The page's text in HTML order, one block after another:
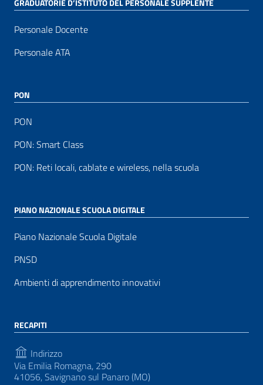
GRADUATORIE D’ISTITUTO DEL PERSONALE SUPPLENTE
Personale Docente
Personale ATA
PON
PON
PON: Smart Class
PON: Reti locali, cablate e wireless, nella scuola
PIANO NAZIONALE SCUOLA DIGITALE
Piano Nazionale Scuola Digitale
PNSD
Ambienti di apprendimento innovativi
RECAPITI
Indirizzo
Via Emilia Romagna, 290
41056, Savignano sul Panaro (MO)